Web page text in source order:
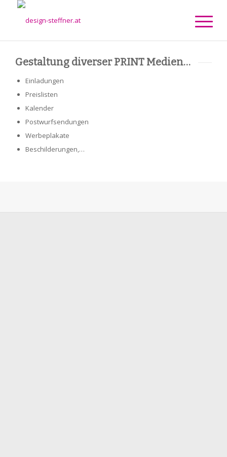
Gestaltung diverser PRINT Medien…
Einladungen
Preislisten
Kalender
Postwurfsendungen
Werbeplakate
Beschilderungen,…